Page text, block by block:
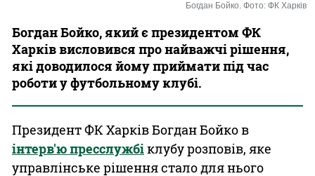
Богдан Бойко. Фото: ФК Харків
Богдан Бойко, який є президентом ФК
Харків висловився про найважчі рішення,
які доводилося йому приймати під час
роботи у футбольному клубі.
Президент ФК Харків Богдан Бойко в
інтерв'ю пресслужбіклубу розповів, яке
управлінське рішення стало для нього